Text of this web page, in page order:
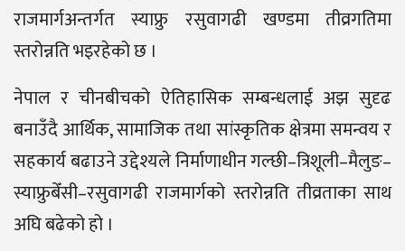
राजमार्गअन्तर्गत स्याफ्रु रसुवागढी खण्डमा तीव्रगतिमा
स्तरोन्नति भइरहेको छ ।
नेपाल र चीनबीचको ऐतिहासिक सम्बन्धलाई अझ सुदृढ
बनाउँदै आर्थिक, सामाजिक तथा सांस्कृतिक क्षेत्रमा समन्वय र
सहकार्य बढाउने उद्देश्यले निर्माणाधीन गल्छी–त्रिशूली–मैलुङ–
स्याफ्रुबेँसी–रसुवागढी राजमार्गको स्तरोन्नति तीव्रताका साथ
अघि बढेको हो ।